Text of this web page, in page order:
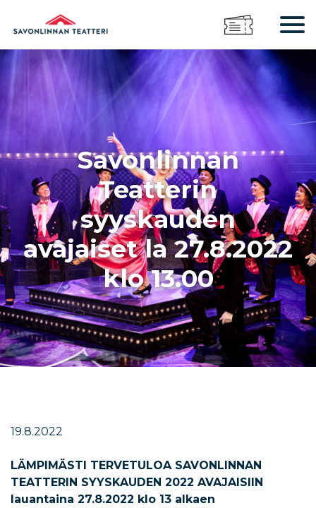
Savonlinnan
Teatterin
syyskauden
avajaiset la 27.8.2022
klo 13.00
19.8.2022
LÄMPIMÄSTI TERVETULOA SAVONLINNAN
TEATTERIN SYYSKAUDEN 2022 AVAJAISIIN
lauantaina 27.8.2022 klo 13 alkaen